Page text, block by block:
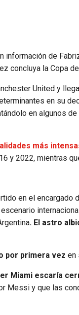
información de
concluya la Copa
United y
en su
en algunos
más
y 2022, mientras
en el
. El astro
por primera vez en
Miami escaría
y que las